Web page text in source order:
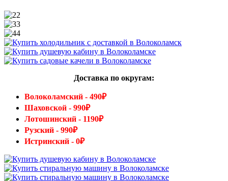
Доставка по округам:
Волоколамский - 490₽
Шаховской - 990₽
Лотошинский - 1190₽
Рузский - 990₽
Истринский - 0₽